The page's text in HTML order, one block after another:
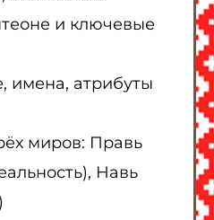
и ключевые
имена, атрибуты
миров: Правь
Навь